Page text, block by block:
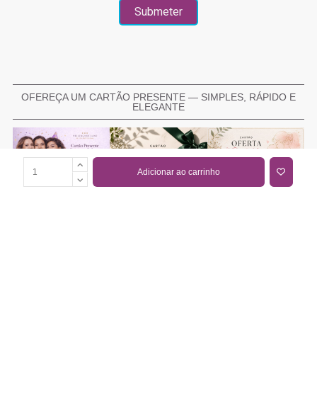
Adicionar ao carrinho
OFEREÇA UM CARTÃO PRESENTE — SIMPLES, RÁPIDO E
ELEGANTE